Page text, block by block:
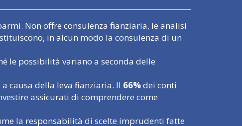
Non offre consulenza finanziaria, le analisi
in alcun modo la consulenza di un
le possibilità variano a seconda delle
causa della leva finanziaria. Il 66%dei conti
assicurati di comprendere come
la responsabilità di scelte imprudenti fatte